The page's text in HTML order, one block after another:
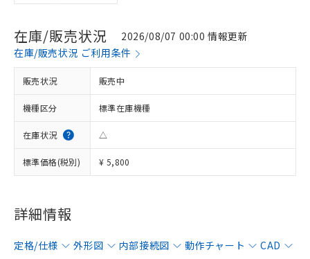
在庫/販売状況
2026/08/07 00:00 情報更新
在庫/販売状況 ご利用条件
販売状況 販売中
機種区分 標準在庫機種
在庫状況 △
標準価格(税別) ¥ 5,800
詳細情報
定格/仕様 外形図 内部接続図 動作チャート
CAD